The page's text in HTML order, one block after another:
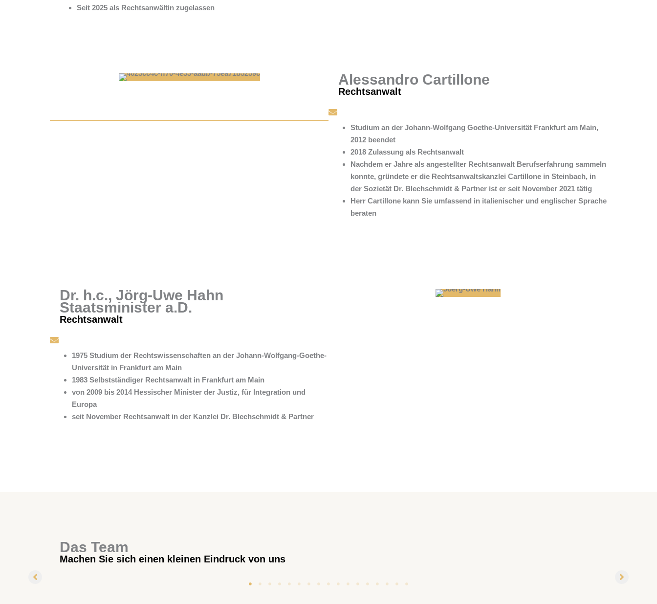
Seit 2025 als Rechtsanwältin zugelassen
Alessandro Cartillone
Rechtsanwalt
Studium an der Johann-Wolfgang Goethe-Universität Frankfurt am Main,
2012 beendet
2018 Zulassung als Rechtsanwalt
Nachdem er Jahre als angestellter Rechtsanwalt Berufserfahrung sammeln
konnte, gründete er die Rechtsanwaltskanzlei Cartillone in Steinbach, in
der Sozietät Dr. Blechschmidt & Partner ist er seit November 2021 tätig
Herr Cartillone kann Sie umfassend in italienischer und englischer Sprache
beraten
Dr. h.c., Jörg-Uwe Hahn
Staatsminister a.D.
Rechtsanwalt
1975 Studium der Rechtswissenschaften an der Johann-Wolfgang-Goethe-
Universität in Frankfurt am Main
1983 Selbstständiger Rechtsanwalt in Frankfurt am Main
von 2009 bis 2014 Hessischer Minister der Justiz, für Integration und
Europa
seit November Rechtsanwalt in der Kanzlei Dr. Blechschmidt & Partner
Das Team
Machen Sie sich einen kleinen Eindruck von uns